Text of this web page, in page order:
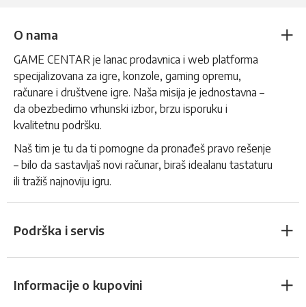
O nama
GAME CENTAR je lanac prodavnica i web platforma
specijalizovana za igre, konzole, gaming opremu,
računare i društvene igre. Naša misija je jednostavna –
da obezbedimo vrhunski izbor, brzu isporuku i
kvalitetnu podršku.
Naš tim je tu da ti pomogne da pronađeš pravo rešenje
– bilo da sastavljaš novi računar, biraš idealanu tastaturu
ili tražiš najnoviju igru.
Podrška i servis
Informacije o kupovini